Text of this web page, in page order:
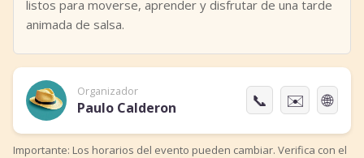
listos para moverse, aprender y disfrutar de una tarde
animada de salsa.
Organizador
Paulo Calderon 📞 ✉️ 🌐
Importante: Los horarios del evento pueden cambiar. Verifica con el